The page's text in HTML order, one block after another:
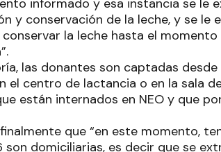
y conservación de la leche, y se
la leche hasta el
las donantes son captadas
el centro de lactancia o en la sala
están internados en NEO y que
que “en este momento,
son domiciliarias, es decir que se